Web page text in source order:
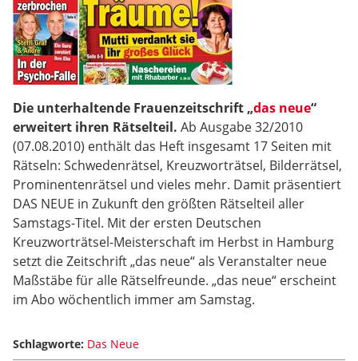
Die unterhaltende Frauenzeitschrift „das neue“
erweitert ihren Rätselteil. Ab Ausgabe 32/2010
(07.08.2010) enthält das Heft insgesamt 17 Seiten mit
Rätseln: Schwedenrätsel, Kreuzworträtsel, Bilderrätsel,
Prominentenrätsel und vieles mehr. Damit präsentiert
DAS NEUE in Zukunft den größten Rätselteil aller
Samstags-Titel. Mit der ersten Deutschen
Kreuzworträtsel-Meisterschaft im Herbst in Hamburg
setzt die Zeitschrift „das neue“ als Veranstalter neue
Maßstäbe für alle Rätselfreunde. „das neue“ erscheint
im Abo wöchentlich immer am Samstag.
Schlagworte: Das Neue